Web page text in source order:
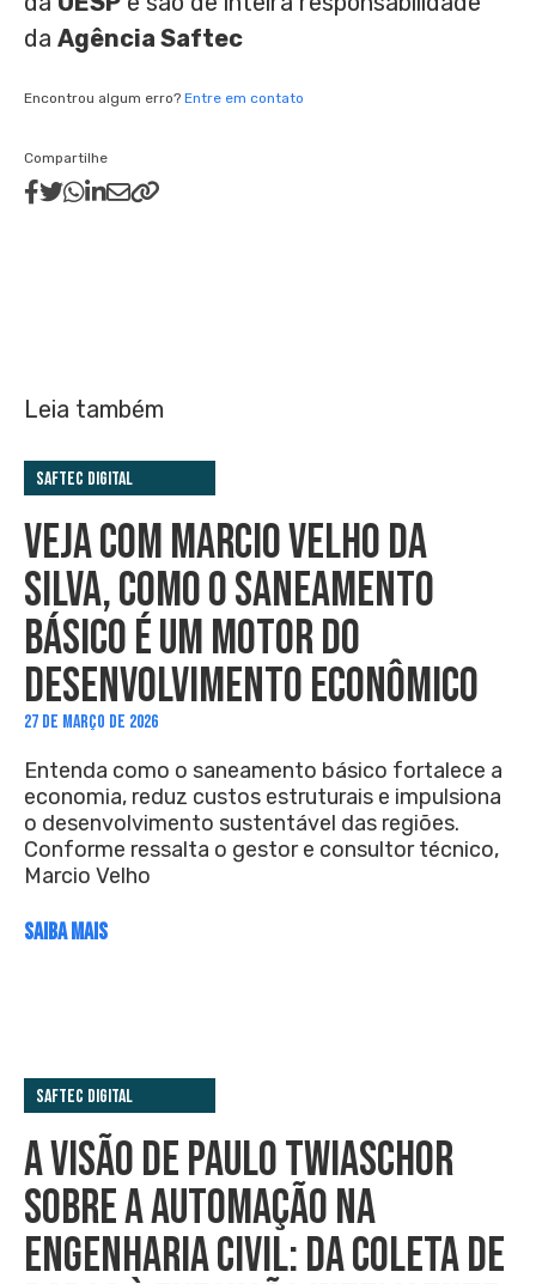
da Agência Saftec
Encontrou algum erro? Entre em contato
Compartilhe
Leia também
Saftec Digital
VEJA COM MARCIO VELHO DA
SILVA, COMO O SANEAMENTO
BÁSICO É UM MOTOR DO
DESENVOLVIMENTO ECONÔMICO
27 DE MARÇO DE 2026
Entenda como o saneamento básico fortalece a
economia, reduz custos estruturais e impulsiona
o desenvolvimento sustentável das regiões.
Conforme ressalta o gestor e consultor técnico,
Marcio Velho
SAIBA MAIS
Saftec Digital
A VISÃO DE PAULO TWIASCHOR
SOBRE A AUTOMAÇÃO NA
ENGENHARIA CIVIL: DA COLETA DE